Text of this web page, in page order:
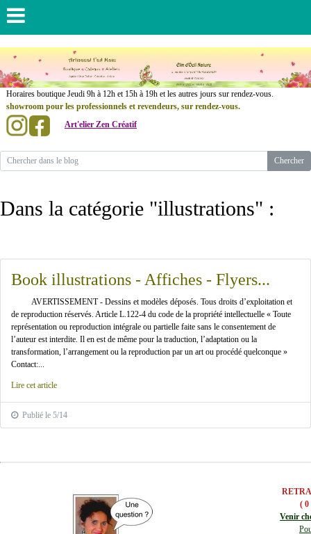
Horaires boutique Jeudi 9h à 12h et 15h à 19h et les autres jours sur rendez-vous.
showroom pour les professionnels et revendeurs, sur rendez-vous.
Art'elier Zen Créatif
Dans la catégorie "illustrations" :
Book illustrations - Affiches - Flyers...
AVERTISSEMENT - Dessins et modèles déposés. Tous droits d’exploitation et
de reproduction réservés. Article L.122-4 du code de la propriété intellectuelle « Toute
représentation ou reproduction intégrale ou partielle faite sans le consentement de
l’auteur est interdite. Il en est de même pour la traduction, l’adaptation ou la
transformation, l’arrangement ou la reproduction par un art ou procédé quelconque »
Contact:...
Lire cet article
Publié le 5/14
( 0
Venir